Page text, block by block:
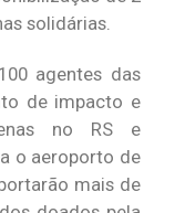
solidárias.
agentes das
de impacto e
no RS e
o aeroporto de
mais de